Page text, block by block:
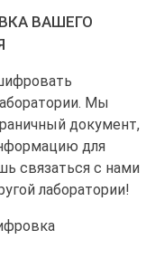
ВАШЕГО
Мы
документ,
для
связаться с нами
лаборатории!